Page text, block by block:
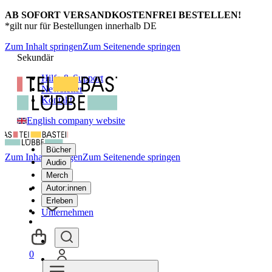
AB SOFORT VERSANDKOSTENFREI BESTELLEN!
*gilt nur für Bestellungen innerhalb DE
Zum Inhalt springenZum Seitenende springen
Sekundär
Hilfe & Support
Newsletter
Kontakt
English company website
Bücher
Audio
Merch
Autor:innen
Erleben
Unternehmen
Zum Inhalt springenZum Seitenende springen
0